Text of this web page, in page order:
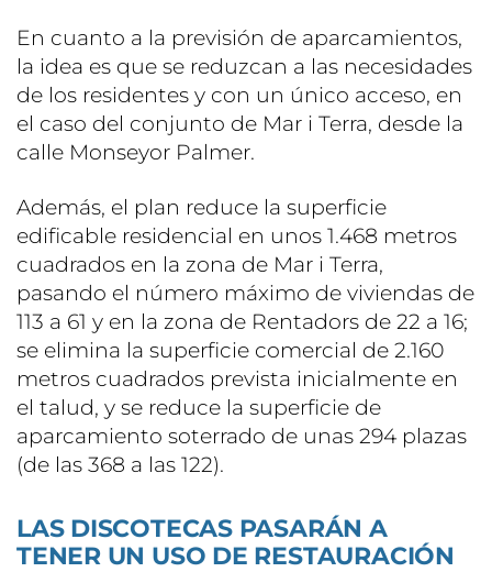
En cuanto a la previsión de aparcamientos,
la idea es que se reduzcan a las necesidades
de los residentes y con un único acceso, en
el caso del conjunto de Mar i Terra, desde la
calle Monseyor Palmer.
Además, el plan reduce la superficie
edificable residencial en unos 1.468 metros
cuadrados en la zona de Mar i Terra,
pasando el número máximo de viviendas de
113 a 61 y en la zona de Rentadors de 22 a 16;
se elimina la superficie comercial de 2.160
metros cuadrados prevista inicialmente en
el talud, y se reduce la superficie de
aparcamiento soterrado de unas 294 plazas
(de las 368 a las 122).
LAS DISCOTECAS PASARÁN A
TENER UN USO DE RESTAURACIÓN